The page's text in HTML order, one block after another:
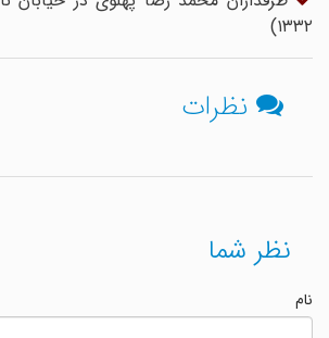
۱۳۳۲)
نظرات
نظر شما